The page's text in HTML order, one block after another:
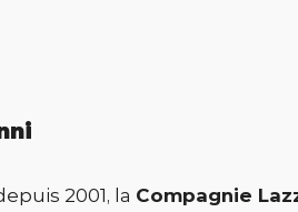
2001, la Compagnie